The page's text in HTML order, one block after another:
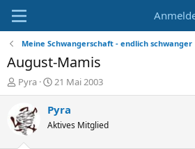
Meine Schwangerschaft - endlich schwanger
August-Mamis
E
r
s
t
e
Pyra
E
r
s
t
e
21 Mai 2003
Pyra
Aktives Mitglied